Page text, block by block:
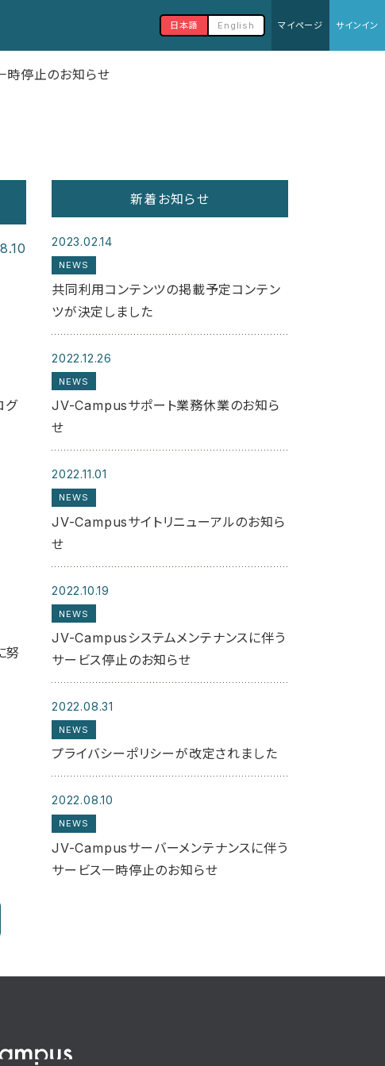
日本語 English マイページ サインイン
時停止のお知らせ
グ
努
新着お知らせ
2023.02.14
NEWS
共同利用コンテンツの掲載予定コンテン
ツが決定しました
2022.12.26
NEWS
JV-Campusサポート業務休業のお知ら
せ
2022.11.01
NEWS
JV-Campusサイトリニューアルのお知ら
せ
2022.10.19
NEWS
JV-Campusシステムメンテナンスに伴う
サービス停止のお知らせ
2022.08.31
NEWS
プライバシーポリシーが改定されました
2022.08.10
NEWS
JV-Campusサーバーメンテナンスに伴う
サービス一時停止のお知らせ